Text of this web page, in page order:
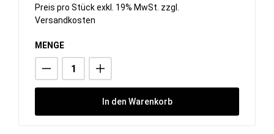
Preis pro Stück exkl. 19% MwSt. zzgl.
Versandkosten
MENGE
In den Warenkorb